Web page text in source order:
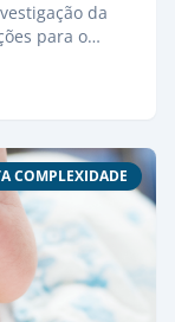
da
para o
COMPLEXIDADE